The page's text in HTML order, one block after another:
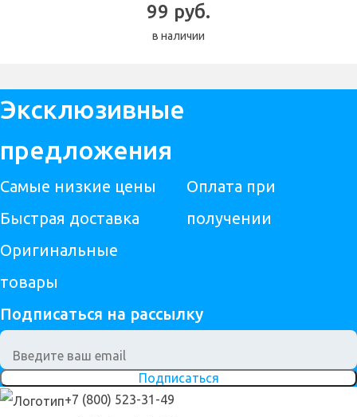
99 руб.
в наличии
Эксклюзивные
предложения
Самые низкие цены
Быстрая доставка
Оригинальные
товары
Оплата при
получении
Подписаться на рассылку
Подписаться
+7 (800) 523-31-49